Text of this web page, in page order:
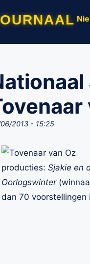
2013 - 15:25
producties: Sjakie en
Oorlogswinter
dan 70 voorstellingen